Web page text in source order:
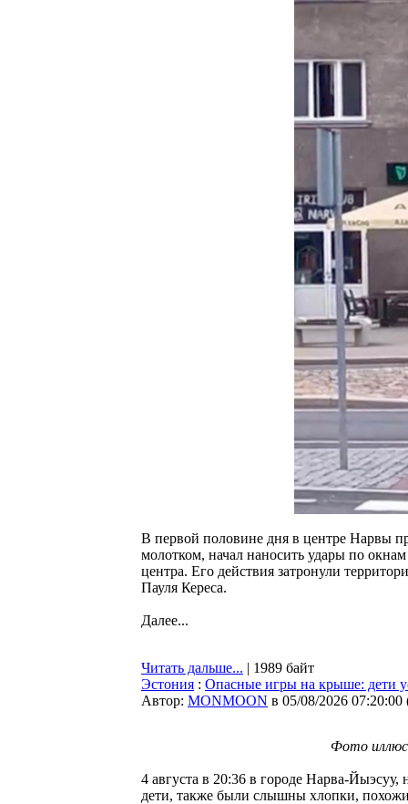
В первой половине дня в центре Нарвы
молотком, начал наносить удары по
центра. Его действия затронули
Пауля Кереса.
Далее...
Читать дальше... | 1989 байт
Эстония : Опасные игры на крыше: дети
Автор: MONMOON в 05/08/2026 07:20:00
Фото
4 августа в 20:36 в городе Нарва-
дети, также были слышны хлопки,